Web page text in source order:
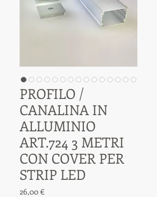
PROFILO /
CANALINA IN
ALLUMINIO
ART.724 3 METRI
CON COVER PER
STRIP LED
26,00 €Prezzo